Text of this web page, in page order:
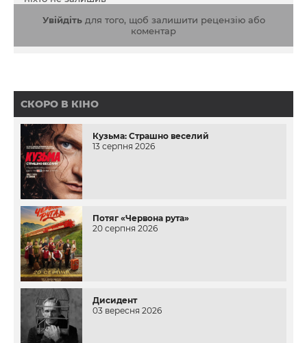
Увійдітьдля того, щоб залишити рецензію або
коментар
СКОРО В КІНО
Кузьма: Страшно веселий
13 серпня 2026
Потяг «Червона рута»
20 серпня 2026
Дисидент
03 вересня 2026